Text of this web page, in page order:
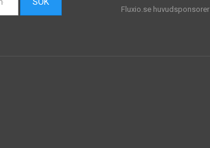
Fluxio.se huvudsponsorer